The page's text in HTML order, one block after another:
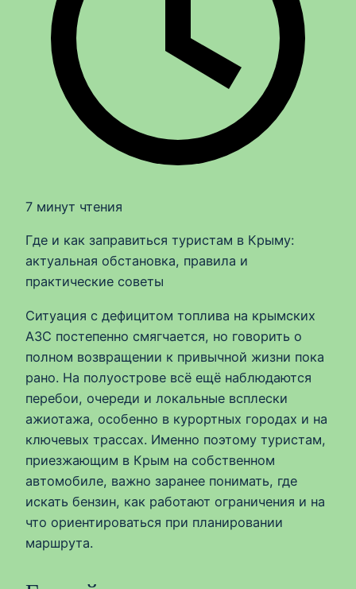
7 минут чтения
Где и как заправиться туристам в Крыму:
актуальная обстановка, правила и
практические советы
Ситуация с дефицитом топлива на крымских
АЗС постепенно смягчается, но говорить о
полном возвращении к привычной жизни пока
рано. На полуострове всё ещё наблюдаются
перебои, очереди и локальные всплески
ажиотажа, особенно в курортных городах и на
ключевых трассах. Именно поэтому туристам,
приезжающим в Крым на собственном
автомобиле, важно заранее понимать, где
искать бензин, как работают ограничения и на
что ориентироваться при планировании
маршрута.